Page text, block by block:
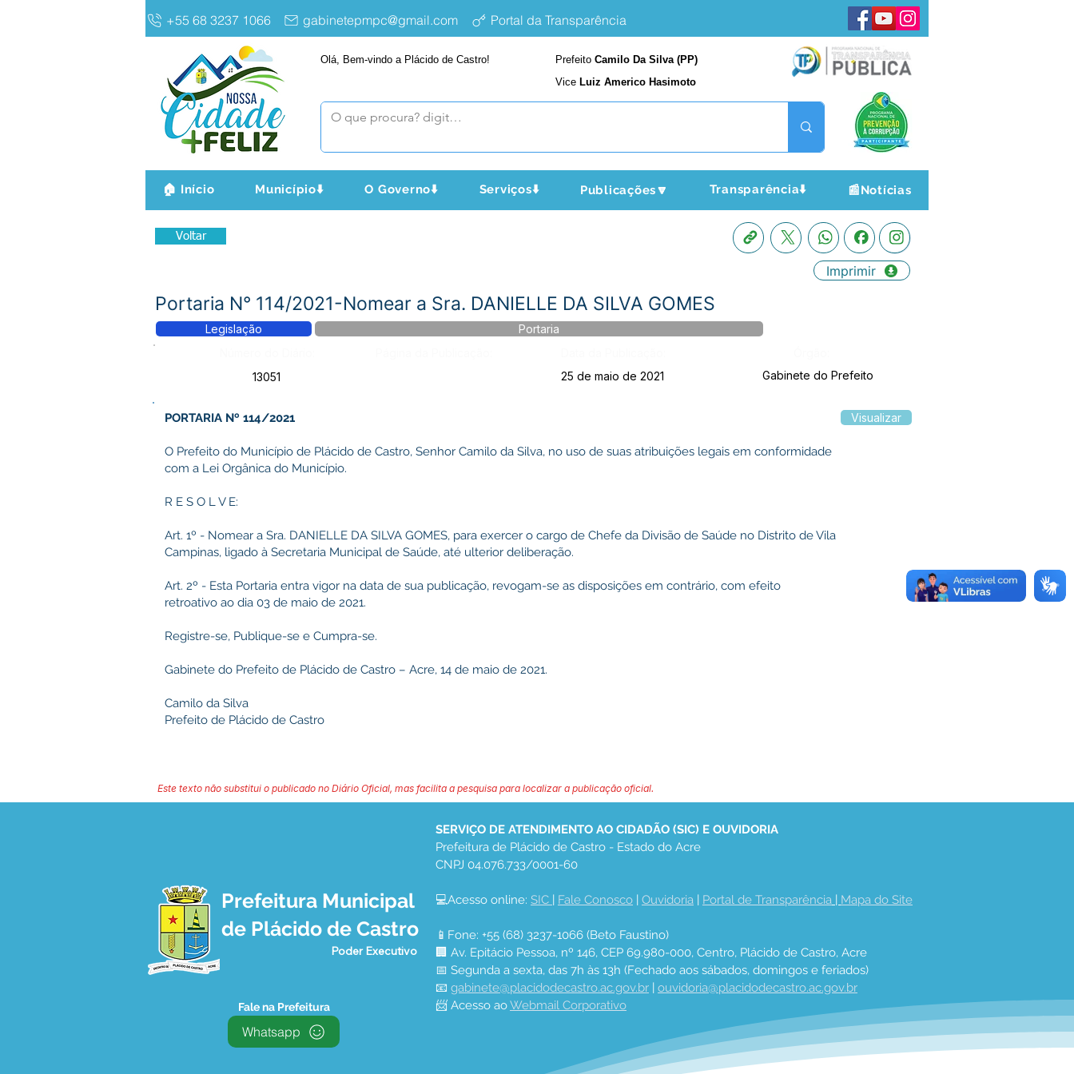
+55 68 3237 1066 gabinetepmpc@gmail.com Portal da Transparência
Olá, Bem-vindo a Plácido de Castro! Prefeito Camilo Da Silva (PP)
Vice Luiz Americo Hasimoto
🏠 Início Município⬇️ O Governo⬇️ Serviços⬇️ Publicações🔽 Transparência⬇️ 📰Notícias
Voltar
Imprimir
Portaria N° 114/2021-Nomear a Sra. DANIELLE DA SILVA GOMES
Legislação
Portaria
13051
25 de maio de 2021 Gabinete do Prefeito
PORTARIA Nº 114/2021
O Prefeito do Município de Plácido de Castro, Senhor Camilo da Silva, no uso de suas atribuições legais em conformidade
com a Lei Orgânica do Município.
R E S O L V E:
Art. 1º - Nomear a Sra. DANIELLE DA SILVA GOMES, para exercer o cargo de Chefe da Divisão de Saúde no Distrito de Vila
Campinas, ligado à Secretaria Municipal de Saúde, até ulterior deliberação.
Art. 2º - Esta Portaria entra vigor na data de sua publicação, revogam-se as disposições em contrário, com efeito
retroativo ao dia 03 de maio de 2021.
Registre-se, Publique-se e Cumpra-se.
Gabinete do Prefeito de Plácido de Castro – Acre, 14 de maio de 2021.
Camilo da Silva
Prefeito de Plácido de Castro
Visualizar
Este texto não substitui o publicado no Diário Oficial, mas facilita a pesquisa para localizar a publicação oficial.
Prefeitura Municipal
de Plácido de Castro
Poder Executivo
Fale na Prefeitura
Whatsapp
SERVIÇO DE ATENDIMENTO AO CIDADÃO (SIC) E OUVIDORIA
Prefeitura de Plácido de Castro - Estado do Acre
CNPJ 04.076.733/0001-60
💻Acesso online: SIC | Fale Conosco | Ouvidoria | Portal de Transparência | Mapa do Site
📱Fone: +55 (68) 3237-1066 (Beto Faustino)
🏢 Av. Epitácio Pessoa, nº 146, CEP 69.980-000, Centro, Plácido de Castro, Acre
📅 Segunda a sexta, das 7h às 13h (Fechado aos sábados, domingos e feriados)
📧 gabinete@placidodecastro.ac.gov.br | ouvidoria@placidodecastro.ac.gov.br
📨 Acesso ao Webmail Corporativo